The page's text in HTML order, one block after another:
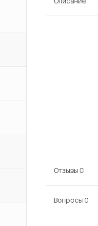
Отзывы 0
Вопросы 0